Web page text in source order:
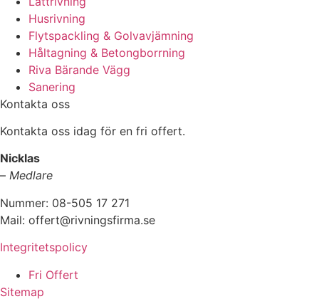
Husrivning
Flytspackling & Golvavjämning
Håltagning & Betongborrning
Riva Bärande Vägg
Sanering
Kontakta oss
Kontakta oss idag för en fri offert.
Nicklas
– Medlare
Nummer: 08-505 17 271
Mail: offert@rivningsfirma.se
Integritetspolicy
Fri Offert
Sitemap